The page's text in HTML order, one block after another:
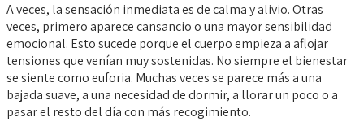
A veces, la sensación inmediata es de calma y alivio. Otras
veces, primero aparece cansancio o una mayor sensibilidad
emocional. Esto sucede porque el cuerpo empieza a aflojar
tensiones que venían muy sostenidas. No siempre el bienestar
se siente como euforia. Muchas veces se parece más a una
bajada suave, a una necesidad de dormir, a llorar un poco o a
pasar el resto del día con más recogimiento.